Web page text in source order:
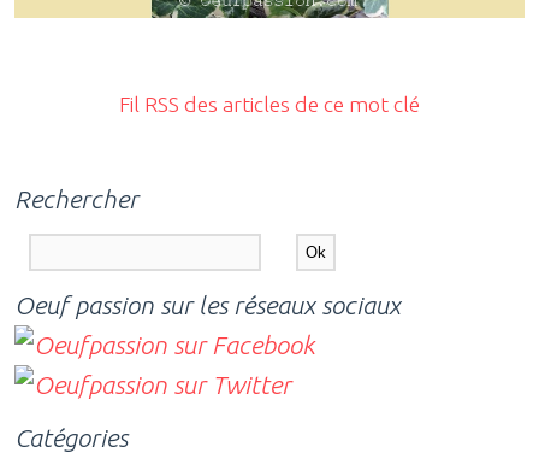
Fil RSS des articles de ce mot clé
Rechercher
Oeuf passion sur les réseaux sociaux
Catégories